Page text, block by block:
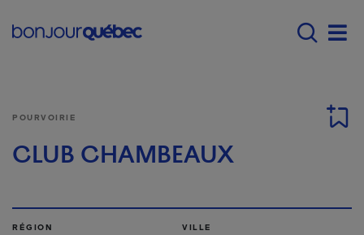
Main navigation -
POURVOIRIE
CLUB CHAMBEAUX
RÉGION VILLE